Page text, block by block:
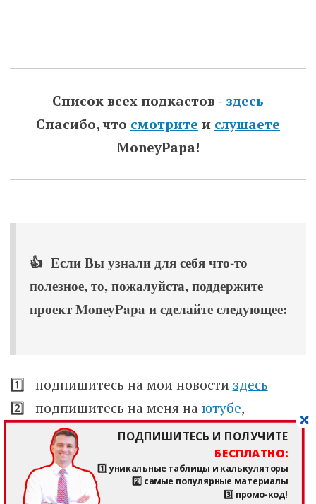
Список всех подкастов - здесь
Спасибо, что смотрите и слушаете
MoneyPapa!
👍 Если Вы узнали для себя что-то
полезное, то, пожалуйста, поддержите
проект MoneyPapa и сделайте следующее:
1️⃣ подпишитесь на мои новости здесь
2️⃣ подпишитесь на меня на ютубе,
телеграм
вконтакте
3️⃣ поставьте лайк и напишите
комментарий под любым постом
ПОДПИШИТЕСЬ И ПОЛУЧИТЕ
БЕСПЛАТНО:
1️⃣ уникальные таблицы и калькуляторы
2️⃣ самые популярные материалы
3️⃣ промо-код!